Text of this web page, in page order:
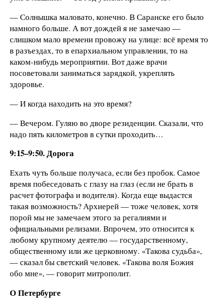
— Солнышка маловато, конечно. В Саранске его было
намного больше. А вот дождей я не замечаю —
слишком мало времени провожу на улице: всё время то
в разъездах, то в епархиальном управлении, то на
каком-нибудь мероприятии. Вот даже врачи
посоветовали заниматься зарядкой, укреплять
здоровье.
— И когда находить на это время?
— Вечером. Гуляю во дворе резиденции. Сказали, что
надо пять километров в сутки проходить…
9:15–9:50. Дорога
Ехать чуть больше получаса, если без пробок. Самое
время побеседовать с глазу на глаз (если не брать в
расчет фотографа и водителя). Когда еще выдастся
такая возможность? Архиерей — тоже человек, хотя
порой мы не замечаем этого за регалиями и
официальными релизами. Впрочем, это относится к
любому крупному деятелю — государственному,
общественному или же церковному. «Такова судьба»,
— сказал бы светский человек. «Такова воля Божия
обо мне», — говорит митрополит.
О Петербурге